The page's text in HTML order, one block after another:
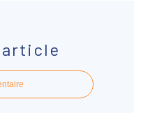
article